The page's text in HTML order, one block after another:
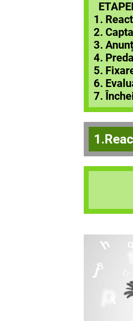
1.
2.
3.
4.
5.
6.
7.